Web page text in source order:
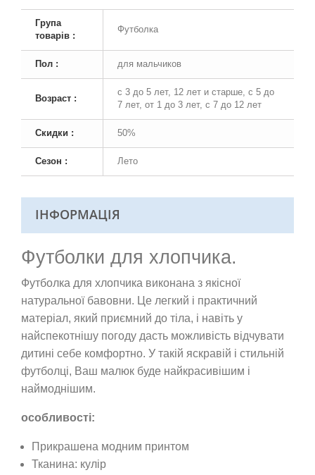
Група
товарів :
Футболка
Пол : для мальчиков
Возраст :
с 3 до 5 лет, 12 лет и старше, с 5 до
7 лет, от 1 до 3 лет, с 7 до 12 лет
Скидки : 50%
Сезон : Лето
ІНФОРМАЦІЯ
Футболки для хлопчика.
Футболка для хлопчика виконана з якісної
натуральної бавовни. Це легкий і практичний
матеріал, який приємний до тіла, і навіть у
найспекотнішу погоду дасть можливість відчувати
дитині себе комфортно. У такій яскравій і стильній
футболці, Ваш малюк буде найкрасивішим і
наймоднішим.
особливості:
Прикрашена модним принтом
Тканина: кулір